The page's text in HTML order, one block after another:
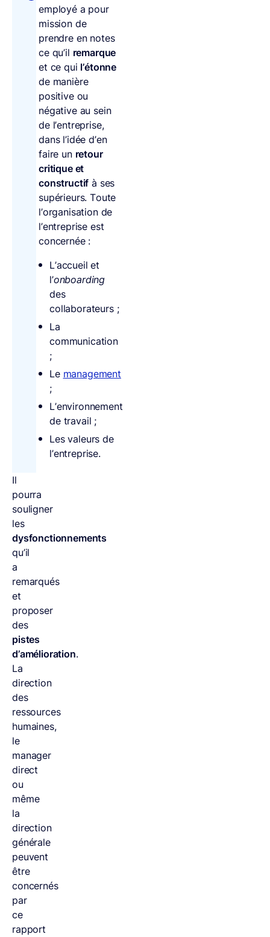
employé a pour
mission de
prendre en notes
ce qu’il remarque
et ce qui l’étonne
de manière
positive ou
négative au sein
de l’entreprise,
dans l’idée d’en
faire un retour
critique et
constructif à ses
supérieurs. Toute
l’organisation de
l’entreprise est
concernée :
L’accueil et
l’onboarding
des
collaborateurs ;
La
communication
;
Le management
;
L’environnement
de travail ;
Les valeurs de
l’entreprise.
Il
pourra
souligner
les
dysfonctionnements
qu’il
a
remarqués
et
proposer
des
pistes
d’amélioration.
La
direction
des
ressources
humaines,
le
manager
direct
ou
même
la
direction
générale
peuvent
être
concernés
par
ce
rapport